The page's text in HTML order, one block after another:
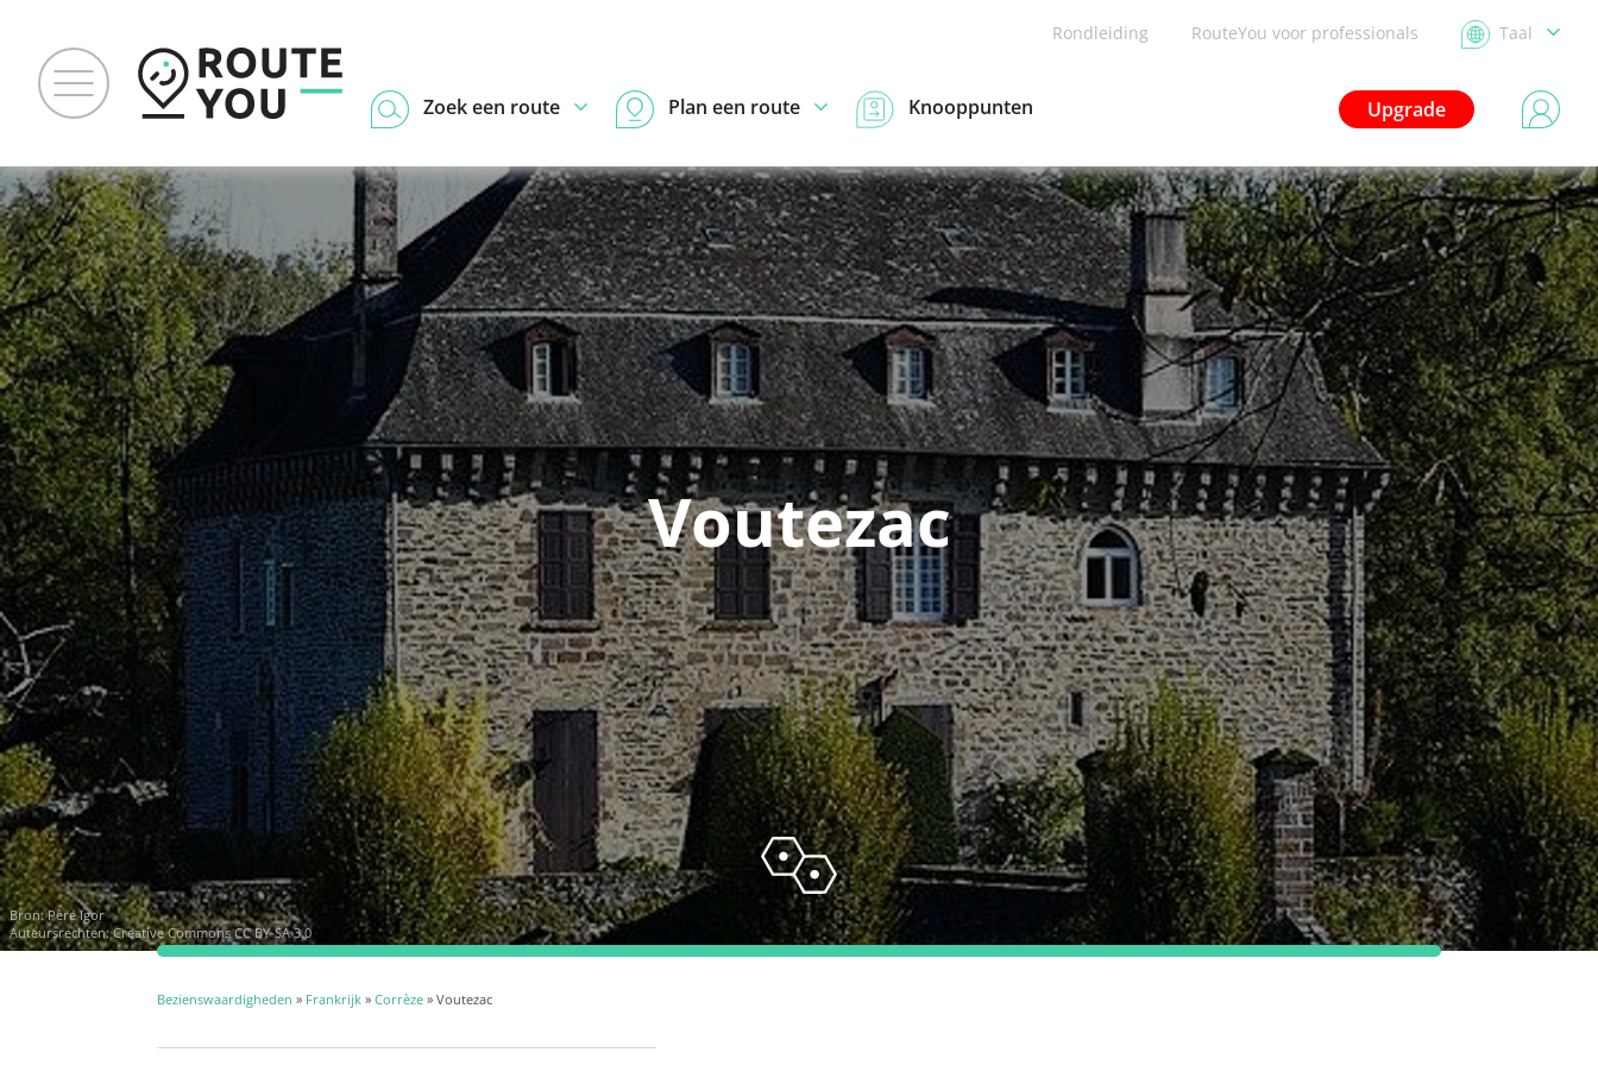
Rondleiding RouteYou voor professionals Taal
Upgrade
Zoek een route Plan een route Knooppunten
Voutezac
Bron:Père Igor
Auteursrechten:Creative Commons CC BY-SA 3.0
Bezienswaardigheden » Frankrijk » Corrèze » Voutezac